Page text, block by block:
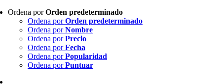
Ordena porOrden predeterminado
Ordena porOrden predeterminado
Ordena porNombre
Ordena porPrecio
Ordena porFecha
Ordena porPopularidad
Ordena porPuntuar